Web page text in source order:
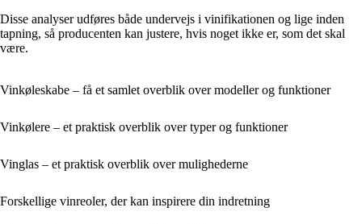
Disse analyser udføres både undervejs i vinifikationen og lige inden
tapning, så producenten kan justere, hvis noget ikke er, som det skal
være.
Vinkøleskabe – få et samlet overblik over modeller og funktioner
Vinkølere – et praktisk overblik over typer og funktioner
Vinglas – et praktisk overblik over mulighederne
Forskellige vinreoler, der kan inspirere din indretning